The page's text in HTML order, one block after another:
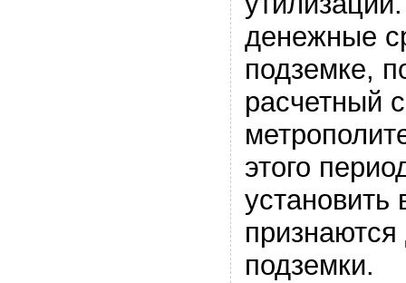
денежные
подземке,
расчетный
этого
установить
подземки.